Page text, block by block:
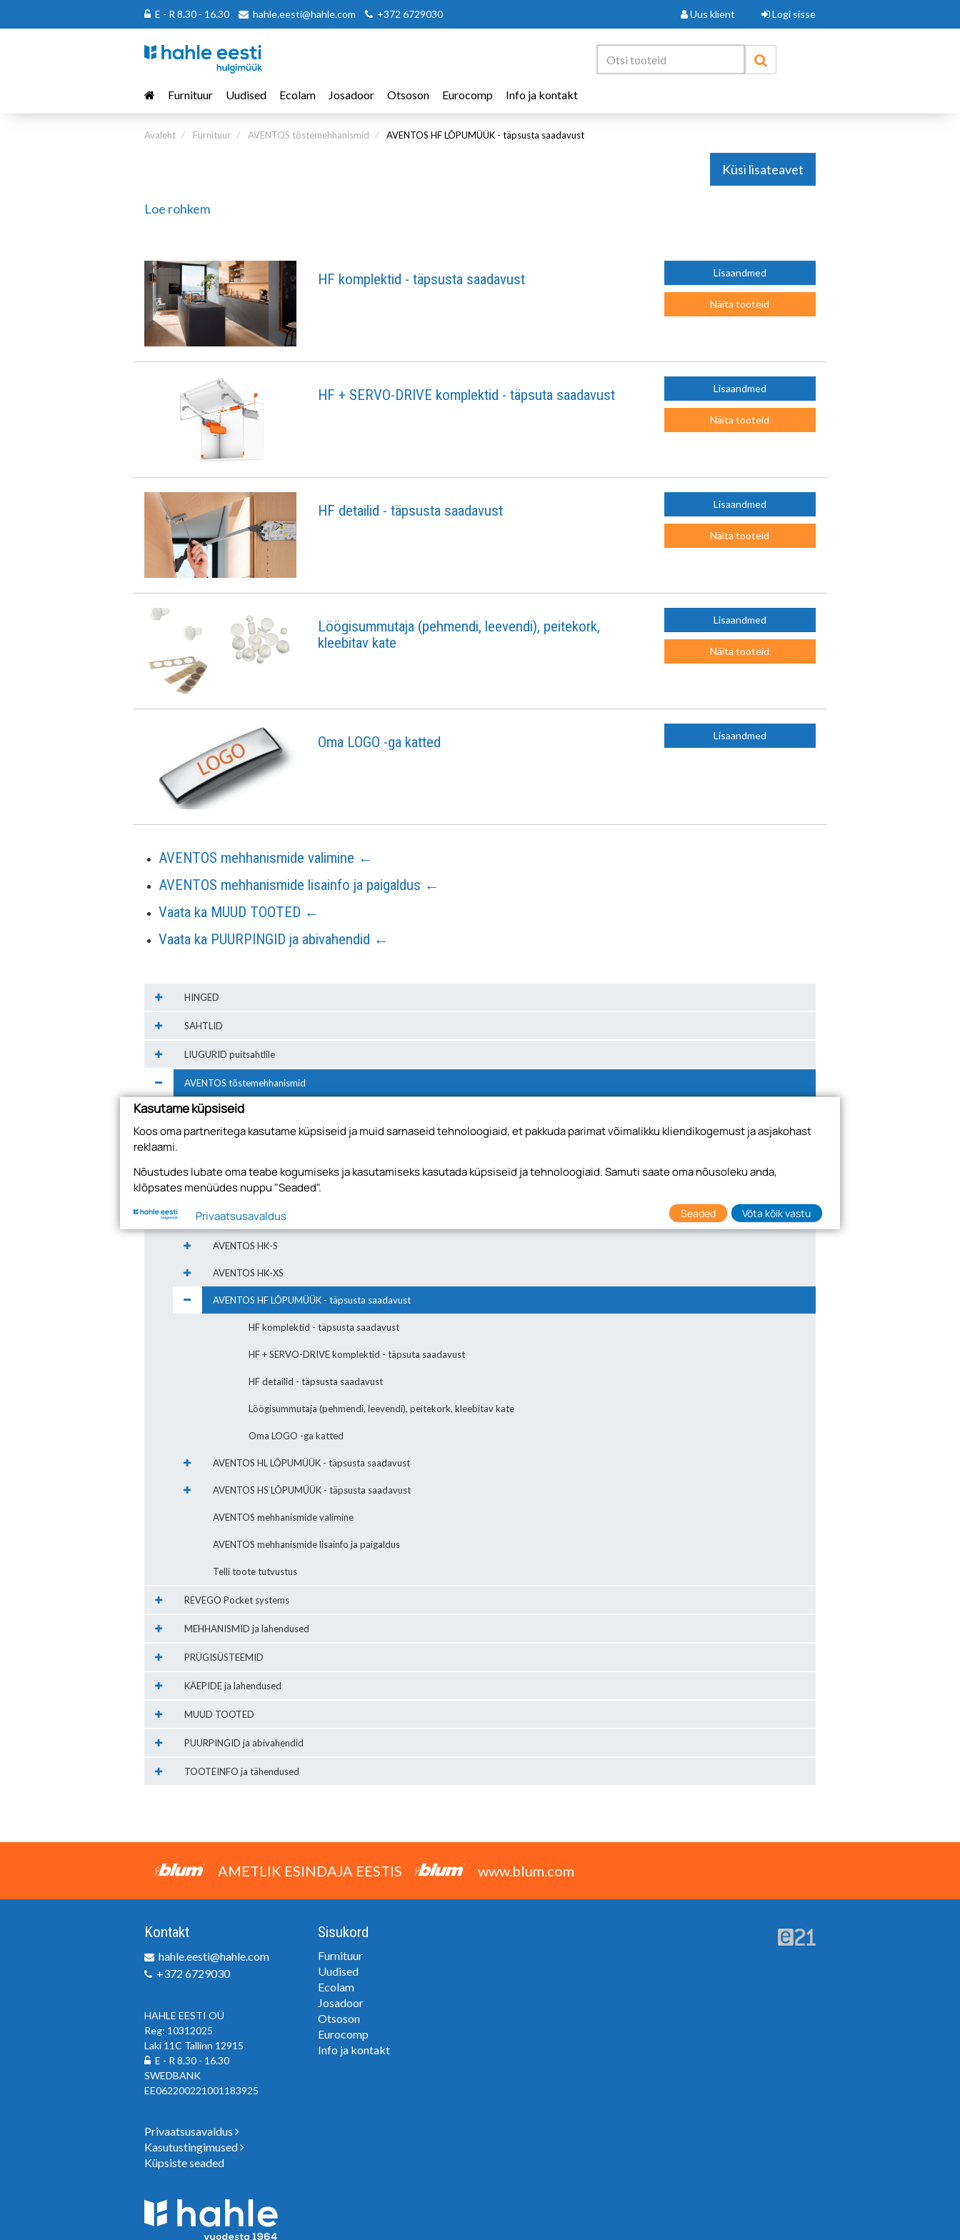
E - R 8.30 - 16.30 hahle.eesti@hahle.com +372 6729030 Uus klient Logi sisse
Furnituur Uudised Ecolam Josadoor Otsoson Eurocomp Info ja kontakt
Avaleht Furnituur AVENTOS tõstemehhanismid AVENTOS HF LÕPUMÜÜK - täpsusta saadavust
Küsi lisateavet
Loe rohkem
HF komplektid - täpsusta saadavust Lisaandmed
Näita tooteid
HF + SERVO-DRIVE komplektid - täpsuta saadavust Lisaandmed
Näita tooteid
HF detailid - täpsusta saadavust Lisaandmed
Näita tooteid
Löögisummutaja (pehmendi, leevendi), peitekork,
kleebitav kate
Lisaandmed
Näita tooteid
Oma LOGO -ga katted Lisaandmed
AVENTOS mehhanismide valimine ←
AVENTOS mehhanismide lisainfo ja paigaldus ←
Vaata ka MUUD TOOTED ←
Vaata ka PUURPINGID ja abivahendid ←
HINGED
SAHTLID
LIUGURID puitsahtlile
AVENTOS tõstemehhanismid
AVENTOS HF top (uus)
AVENTOS HL top (uus)
AVENTOS HK top
AVENTOS HKi (uus)
AVENTOS HK-S
AVENTOS HK-XS
AVENTOS HF LÕPUMÜÜK - täpsusta saadavust
HF komplektid - täpsusta saadavust
HF + SERVO-DRIVE komplektid - täpsuta saadavust
HF detailid - täpsusta saadavust
Löögisummutaja (pehmendi, leevendi), peitekork, kleebitav kate
Oma LOGO -ga katted
AVENTOS HL LÕPUMÜÜK - täpsusta saadavust
AVENTOS HS LÕPUMÜÜK - täpsusta saadavust
AVENTOS mehhanismide valimine
AVENTOS mehhanismide lisainfo ja paigaldus
Telli toote tutvustus
REVEGO Pocket systems
MEHHANISMID ja lahendused
PRÜGISÜSTEEMID
KÄEPIDE ja lahendused
MUUD TOOTED
PUURPINGID ja abivahendid
TOOTEINFO ja tähendused
AMETLIK ESINDAJA EESTIS www.blum.com
Kontakt
hahle.eesti@hahle.com
+372 6729030
HAHLE EESTI OÜ
Reg: 10312025
Laki 11C Tallinn 12915
E - R 8.30 - 16.30
SWEDBANK
EE062200221001183925
Privaatsusavaldus
Kasutustingimused
Küpsiste seaded
Sisukord
Furnituur
Uudised
Ecolam
Josadoor
Otsoson
Eurocomp
Info ja kontakt
Kasutame küpsiseid
Koos oma partneritega kasutame küpsiseid ja muid sarnaseid tehnoloogiaid, et pakkuda parimat võimalikku kliendikogemust ja asjakohast
reklaami.
Nõustudes lubate oma teabe kogumiseks ja kasutamiseks kasutada küpsiseid ja tehnoloogiaid. Samuti saate oma nõusoleku anda,
klõpsates menüüdes nuppu "Seaded".
Privaatsusavaldus
Seaded Võta kõik vastu